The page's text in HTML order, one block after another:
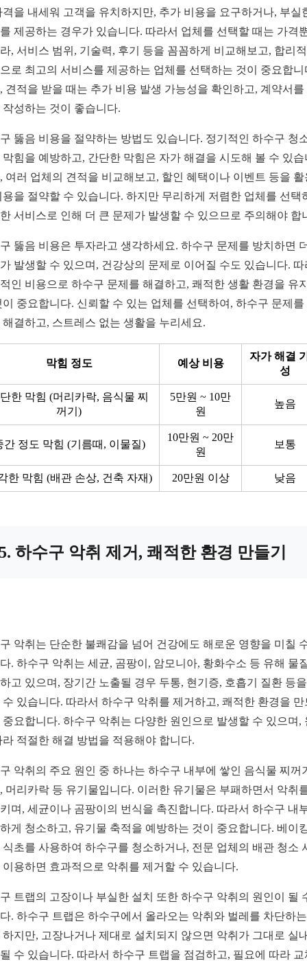
격을 내세워 고객을 유치하지만, 추가 비용을 요구하거나, 부실
제공하는 경우가 있습니다. 따라서 업체를 선택할 때는 가격
, 서비스 범위, 기술력, 후기 등을 꼼꼼하게 비교해보고, 합리
로 최고의 서비스를 제공하는 업체를 선택하는 것이 중요합니
견적을 받을 때는 추가 비용 발생 가능성을 확인하고, 계약서를
작성하는 것이 좋습니다.
뚫음 비용을 절약하는 방법도 있습니다. 정기적인 하수구 청
막힘을 예방하고, 간단한 막힘은 자가 해결을 시도해 볼 수 있습
여러 업체의 견적을 비교해보고, 할인 혜택이나 이벤트 등을 활
용을 절약할 수 있습니다. 하지만 무리하게 저렴한 업체를 선택
서비스로 인해 더 큰 문제가 발생할 수 있으므로 주의해야 합
뚫음 비용은 투자라고 생각하세요. 하수구 문제를 방치하면
발생할 수 있으며, 건강상의 문제로 이어질 수도 있습니다. 따
인 비용으로 하수구 문제를 해결하고, 쾌적한 생활 환경을 유
이 중요합니다. 신뢰할 수 있는 업체를 선택하여, 하수구 문제를
해결하고, 스트레스 없는 생활을 누리세요.
막힘 정도 예상 비용
자가 해결
성
한 막힘 (머리카락, 음식물 찌
꺼기)
5만원 ~ 10만
원
높음
간 정도 막힘 (기름때, 이물질)
10만원 ~ 20만
원
보통
한 막힘 (배관 손상, 건축 자재) 20만원 이상 낮음
하수구 악취 제거, 쾌적한 환경 만들기
악취는 단순한 불쾌감을 넘어 건강에도 해로운 영향을 미칠
. 하수구 악취는 세균, 곰팡이, 암모니아, 황화수소 등 유해 물
고 있으며, 장기간 노출될 경우 두통, 현기증, 호흡기 질환 등
수 있습니다. 따라서 하수구 악취를 제거하고, 쾌적한 환경을 만
중요합니다. 하수구 악취는 다양한 원인으로 발생할 수 있으며,
라 적절한 해결 방법을 적용해야 합니다.
악취의 주요 원인 중 하나는 하수구 내부에 쌓인 음식물 찌꺼
머리카락 등 유기물입니다. 이러한 유기물은 부패하면서 악취
며, 세균이나 곰팡이의 번식을 촉진합니다. 따라서 하수구 내
게 청소하고, 유기물 축적을 예방하는 것이 중요합니다. 베이
식초를 사용하여 하수구를 청소하거나, 전문 업체의 배관 청소
이용하면 효과적으로 악취를 제거할 수 있습니다.
트랩의 고장이나 부실한 설치 또한 하수구 악취의 원인이 될
. 하수구 트랩은 하수구에서 올라오는 악취와 벌레를 차단하
하지만, 고장나거나 제대로 설치되지 않으면 악취가 그대로 실
수 있습니다. 따라서 하수구 트랩을 점검하고, 필요에 따라 교